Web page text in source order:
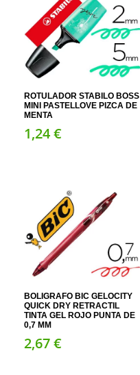
ROTULADOR STABILO BOSS
MINI PASTELLOVE PIZCA DE
MENTA
1,24 €
BOLIGRAFO BIC GELOCITY
QUICK DRY RETRACTIL
TINTA GEL ROJO PUNTA DE
0,7 MM
2,67 €